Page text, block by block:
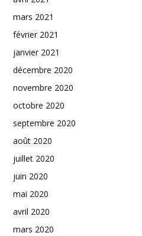
mars 2021
février 2021
janvier 2021
décembre 2020
novembre 2020
octobre 2020
septembre 2020
août 2020
juillet 2020
juin 2020
mai 2020
avril 2020
mars 2020